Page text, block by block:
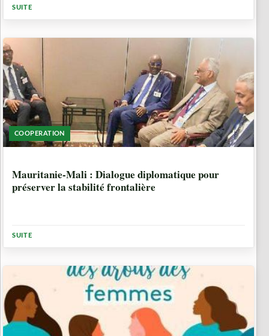
SUITE
COOPERATION
Mauritanie-Mali : Dialogue diplomatique pour
préserver la stabilité frontalière
SUITE